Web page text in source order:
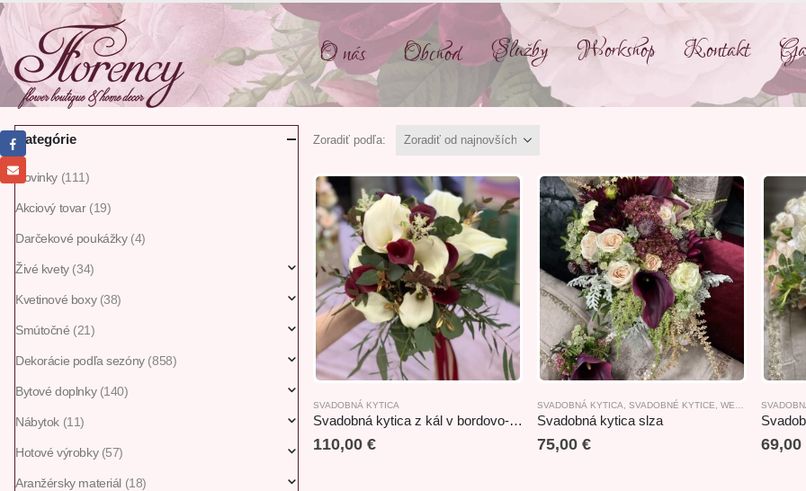
O nás Obchod Služby Workshop Kontakt
Zoradiť podľa:
SVADOBNÁ KYTICA
Svadobná kytica z kál v bordovo-bielej kombinácii
110,00 €
SVADOBNÁ KYTICA SVADOBNÉ KYTICE WEDDING
Svadobná kytica slza
75,00 € 69,00
Kategórie
Novinky (111)
Akciový tovar (19)
Darčekové poukážky (4)
Živé kvety (34)
Kvetinové boxy (38)
Smútočné (21)
Dekorácie podľa sezóny (858)
Bytové doplnky (140)
Nábytok (11)
Hotové výrobky (57)
Aranžérsky materiál (18)